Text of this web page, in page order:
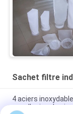
Sachet filtre
4 aciers
pour l'usine de